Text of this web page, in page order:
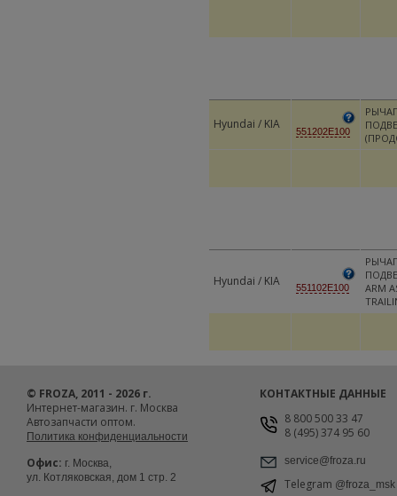
Hyundai / KIA 551202E100
Hyundai / KIA 551102E100
РЫЧАГ
ARM
© FROZA, 2011 - 2026 г.
Интернет-магазин. г. Москва
Автозапчасти оптом.
Политика конфиденциальности
Офис: г. Москва,
ул. Котляковская, дом 1 стр. 2
КОНТАКТНЫЕ ДАННЫЕ
8 800 500 33 47
8 (495) 374 95 60
service@froza.ru
Telegram @froza_msk